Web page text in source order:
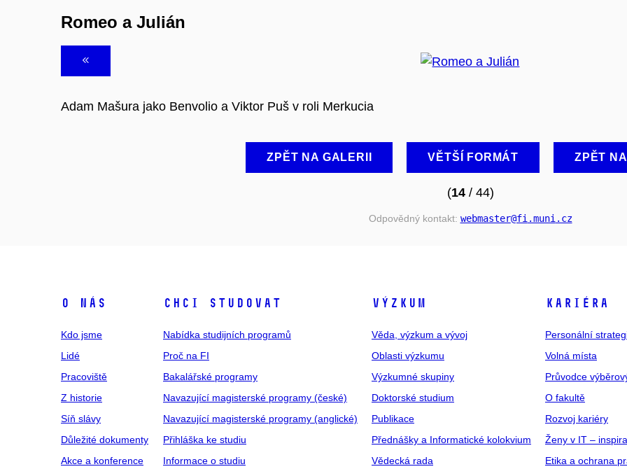
Romeo a Julián
Adam Mašura jako Benvolio a Viktor Puš v roli Merkucia
ZPĚT NA GALERII VĚTŠÍ FORMÁT ZPĚT
(14/ 44)
Odpovědný kontakt: webmaster@fi .muni .cz
O NÁS
Kdo jsme
Lidé
Pracoviště
Z historie
Síň slávy
Důležité dokumenty
Akce a konference
CHCI STUDOVAT
Nabídka studijních programů
Proč na FI
Bakalářské programy
Navazující magisterské programy (české)
Navazující magisterské programy (anglické)
Přihláška ke studiu
Informace o studiu
VÝZKUM
Věda, výzkum a vývoj
Oblasti výzkumu
Výzkumné skupiny
Doktorské studium
Publikace
Přednášky a Informatické kolokvium
Vědecká rada
KARIÉRA
Personální
Volná místa
Průvodce
O fakultě
Rozvoj kariéry
Ženy v IT –
Etika a ochrana